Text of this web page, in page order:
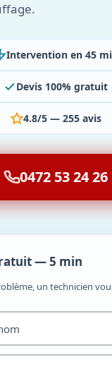
Intervention en 45
Devis 100% gratuit
4.8/5 — 255 avis
0472 53 24 26
— 5 min
un technicien